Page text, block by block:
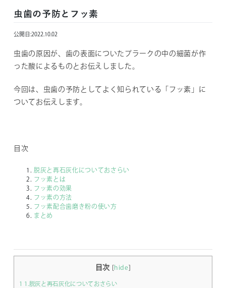
虫歯の予防とフッ素
公開日:2022.10.02
虫歯の原因が、歯の表面についたプラークの中の細菌が作
った酸によるものとお伝えしました。
今回は、虫歯の予防としてよく知られている「フッ素」に
ついてお伝えします。
目次
脱灰と再石灰化についておさらい
フッ素とは
フッ素の効果
フッ素の方法
フッ素配合歯磨き粉の使い方
まとめ
目次 [hide]
1
1.脱灰と再石灰化についておさらい